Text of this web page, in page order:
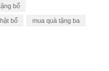
bố
bố mua quà tặng ba